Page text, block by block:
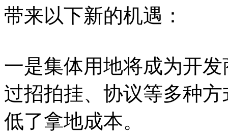
带来以下新的机遇：
一是集体用地将成为开
过招拍挂、协议等多种
低了拿地成本。